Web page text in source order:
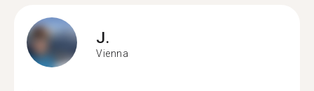
J.
Vienna